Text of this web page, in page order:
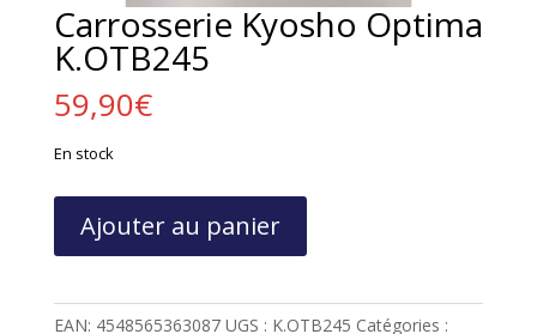
Carrosserie Kyosho Optima
K.OTB245
59,90€
En stock
Optima
Ajouter au panier
EAN: 4548565363087 UGS : K.OTB245 Catégories :